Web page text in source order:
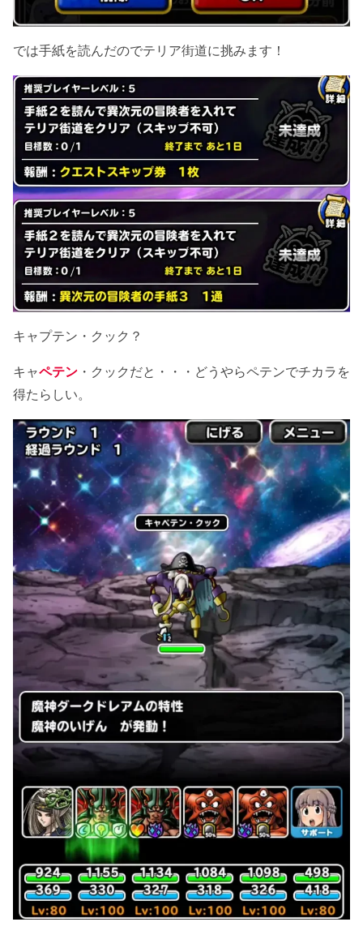
では手紙を読んだのでテリア街道に挑みます！
キャプテン・クック？
キャペテン ・クックだと・・・どうやらペテンでチカラを
得たらしい。